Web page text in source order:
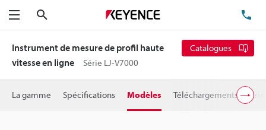
Menu
Instrument de mesure de profil haute
vitesse en ligne
Série LJ-V7000
Catalogues
La gamme Spécifications Modèles Téléchargements Prix